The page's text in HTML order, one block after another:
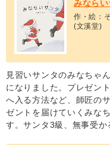
みならい
作・絵：
(文溪堂)
見習いサンタのみなちゃ
になりました。プレゼン
へ入る方法など、師匠の
ゼントを届けていくみな
す。サンタ3級、無事受か